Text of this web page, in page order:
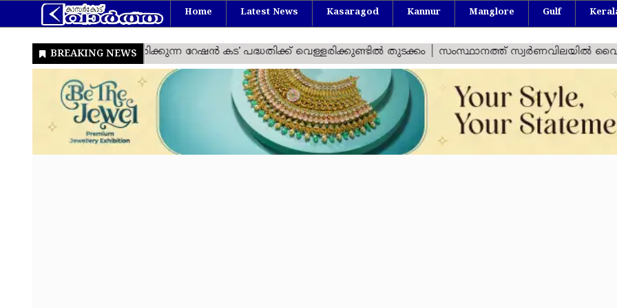
Home Latest News Kasaragod Kannur Manglore Gulf